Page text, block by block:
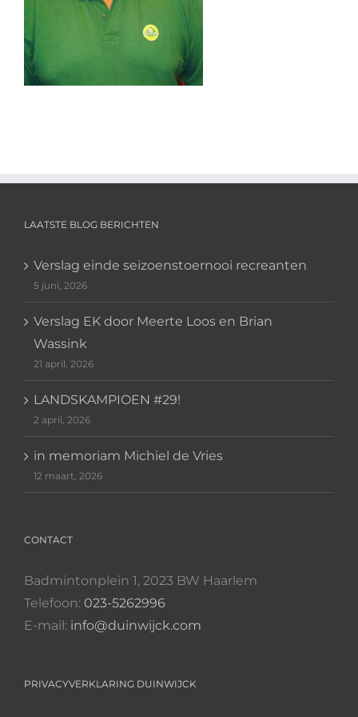
LAATSTE BLOG BERICHTEN
Verslag einde seizoenstoernooi recreanten
5 juni, 2026
Verslag EK door Meerte Loos en Brian
Wassink
21 april, 2026
LANDSKAMPIOEN #29!
2 april, 2026
in memoriam Michiel de Vries
12 maart, 2026
CONTACT
Badmintonplein 1, 2023 BW Haarlem
Telefoon: 023-5262996
E-mail: info@duinwijck.com
PRIVACYVERKLARING DUINWIJCK